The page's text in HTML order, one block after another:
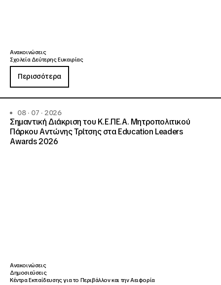
Ανακοινώσεις
Σχολεία Δεύτερης Ευκαιρίας
Περισσότερα
08 · 07 · 2026
Σημαντική Διάκριση του Κ.Ε.ΠΕ.Α. Μητροπολιτικού
Πάρκου Αντώνης Τρίτσης στα Education Leaders
Awards 2026
Ανακοινώσεις
Δημοσιεύσεις
Κέντρα Εκπαίδευσης για το Περιβάλλον και την Αειφορία